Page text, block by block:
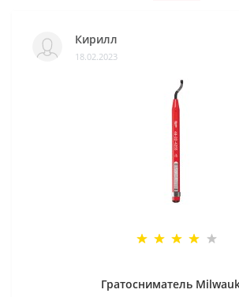
Кирилл
18.02.2023
Гратосниматель